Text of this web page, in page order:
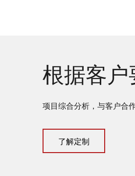
根据客
项目综合分析，与客户合
了解定制